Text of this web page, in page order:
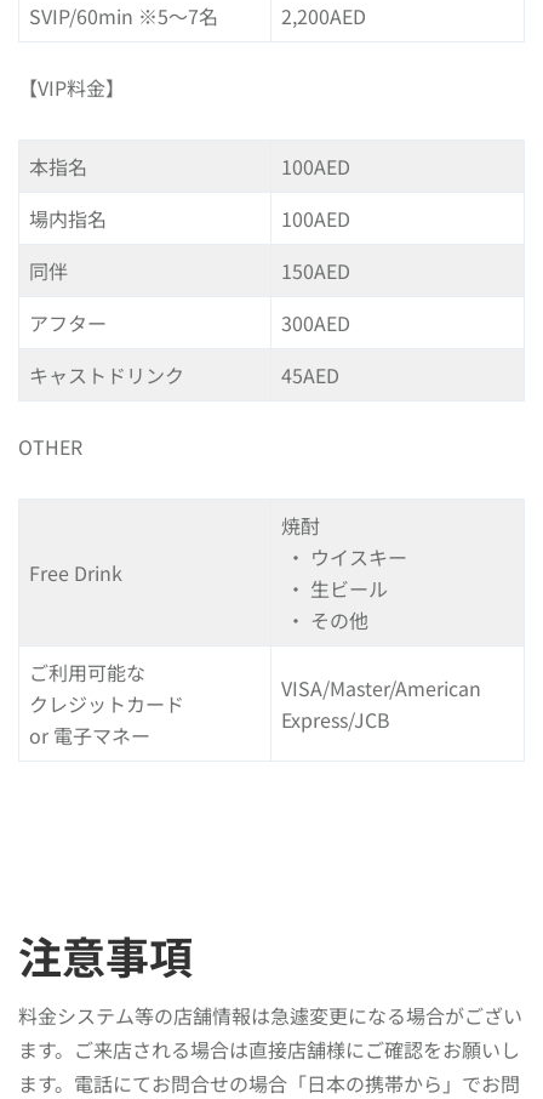
SVIP/60min ※5〜7名
2,200AED
【VIP料金】
本指名
100AED
場内指名
100AED
同伴
150AED
アフター
300AED
キャストドリンク
45AED
OTHER
Free Drink
焼酎
・ ウイスキー
・ 生ビール
・ その他
ご利用可能な
クレジットカード
or 電子マネー
VISA/Master/American
Express/JCB
注意事項
料金システム等の店舗情報は急遽変更になる場合がござい
ます。ご来店される場合は直接店舗様にご確認をお願いし
ます。電話にてお問合せの場合「日本の携帯から」でお問